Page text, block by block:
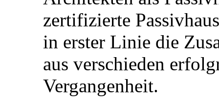
zertifizierte
in erster Linie die
aus verschieden
Vergangenheit.